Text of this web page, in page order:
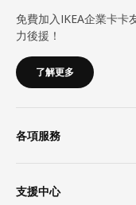
免費加入IKEA企業卡卡
力後援！
了解更多
各項服務
支援中心